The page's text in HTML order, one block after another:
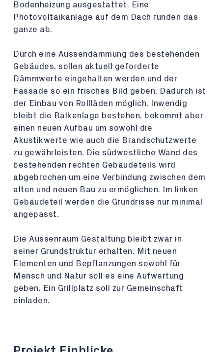
Bodenheizung ausgestattet. Eine
Photovoltaikanlage auf dem Dach runden das
ganze ab.
Durch eine Aussendämmung des bestehenden
Gebäudes, sollen aktuell geforderte
Dämmwerte eingehalten werden und der
Fassade so ein frisches Bild geben. Dadurch ist
der Einbau von Rollläden möglich. Inwendig
bleibt die Balkenlage bestehen, bekommt aber
einen neuen Aufbau um sowohl die
Akustikwerte wie auch die Brandschutzwerte
zu gewährleisten. Die südwestliche Wand des
bestehenden rechten Gebäudeteils wird
abgebrochen um eine Verbindung zwischen dem
alten und neuen Bau zu ermöglichen. Im linken
Gebäudeteil werden die Grundrisse nur minimal
angepasst.
Die Aussenraum Gestaltung bleibt zwar in
seiner Grundstruktur erhalten. Mit neuen
Elementen und Bepflanzungen sowohl für
Mensch und Natur soll es eine Aufwertung
geben. Ein Grillplatz soll zur Gemeinschaft
einladen.